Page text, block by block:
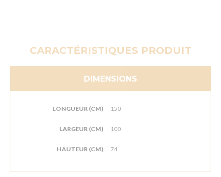
CARACTÉRISTIQUES PRODUIT
DIMENSIONS
LONGUEUR (CM) 150
LARGEUR (CM) 100
HAUTEUR (CM) 74